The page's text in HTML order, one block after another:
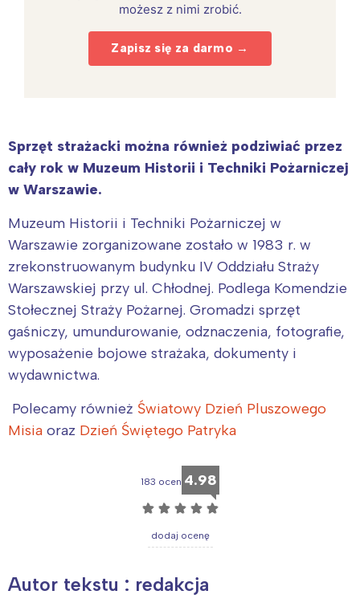
możesz z nimi zrobić.
Zapisz się za darmo →
Sprzęt strażacki można również podziwiać przez
cały rok w Muzeum Historii i Techniki Pożarniczej
w Warszawie.
Muzeum Historii i Techniki Pożarniczej w
Warszawie zorganizowane zostało w 1983 r. w
zrekonstruowanym budynku IV Oddziału Straży
Warszawskiej przy ul. Chłodnej. Podlega Komendzie
Stołecznej Straży Pożarnej. Gromadzi sprzęt
gaśniczy, umundurowanie, odznaczenia, fotografie,
wyposażenie bojowe strażaka, dokumenty i
wydawnictwa.
Polecamy również Światowy Dzień Pluszowego
Misia oraz Dzień Świętego Patryka
183 ocen 4.98
☆ ☆ ☆ ☆ ☆
dodaj ocenę
Autor tekstu : redakcja
Interesują mnie wydarzenia z